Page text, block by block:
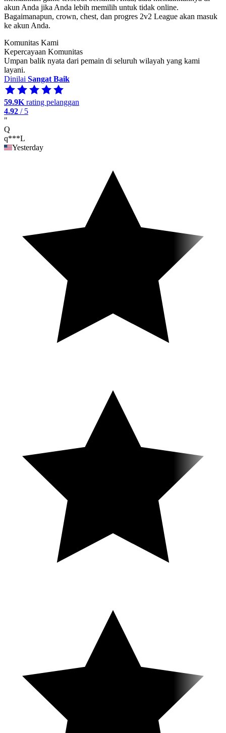
akun Anda jika Anda lebih memilih untuk tidak online.
Bagaimanapun, crown, chest, dan progres 2v2 League akan masuk
ke akun Anda.
Komunitas Kami
Kepercayaan Komunitas
Umpan balik nyata dari pemain di seluruh wilayah yang kami
layani.
Dinilai Sangat Baik
59.9K rating pelanggan
4.92 / 5
"
Q
q***L
Yesterday